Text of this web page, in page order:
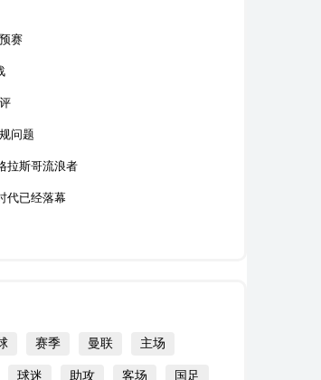
赛
问题
拉斯哥流浪者
代已经落幕
赛季 曼联 主场
球迷 助攻 客场 国足